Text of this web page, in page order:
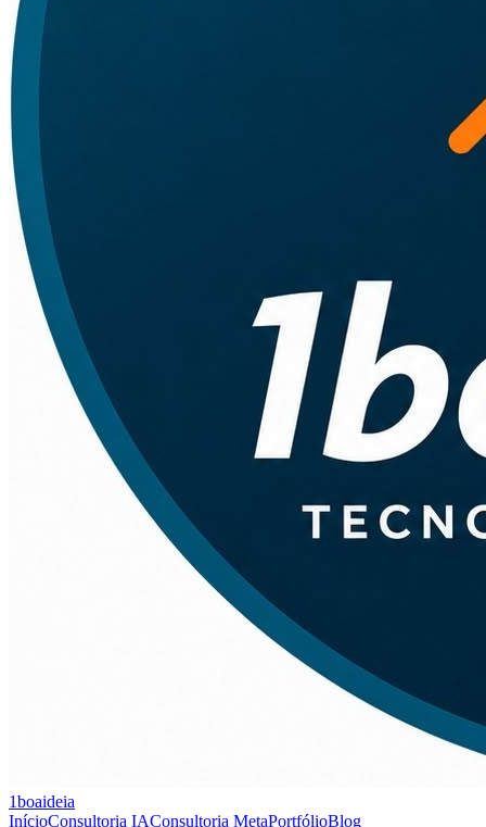
1boaideia
InícioConsultoria IAConsultoria MetaPortfólioBlog